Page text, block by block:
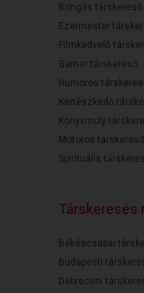
Bringás társkereső
Ezermester
Filmkedvelő
Gamer társkereső
Humoros
Kertészkedő
Könyvmoly
Motoros társkereső
Spirituális
Társkeresés
Békéscsabai
Budapesti
Debreceni